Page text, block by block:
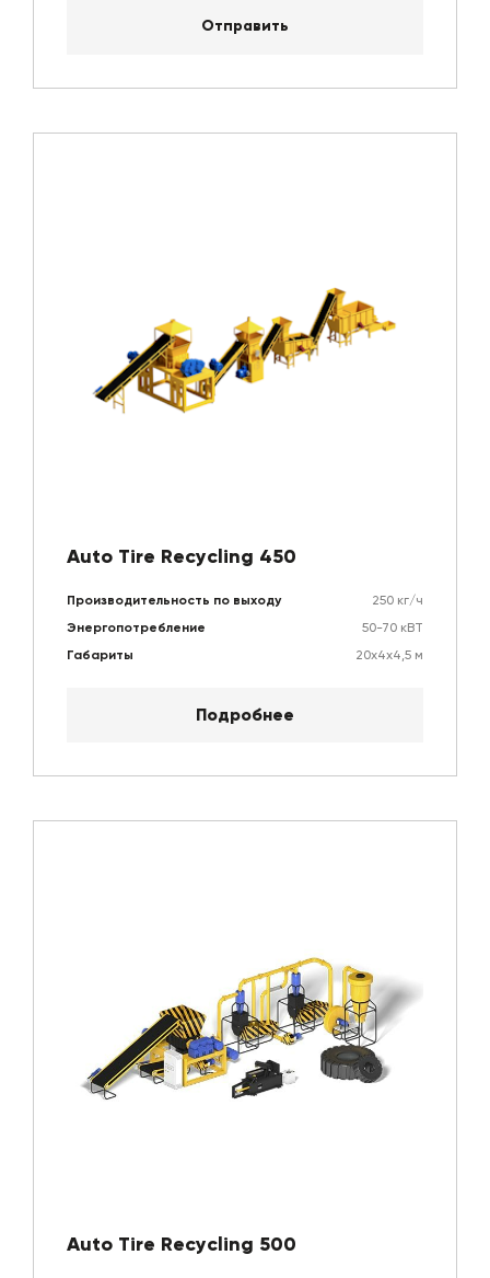
Отправить
Auto Tire Recycling 450
Производительность по выходу
250 кг/ч
Энергопотребление
50-70 кВТ
Габариты
20х4х4,5 м
Подробнее
Auto Tire Recycling 500